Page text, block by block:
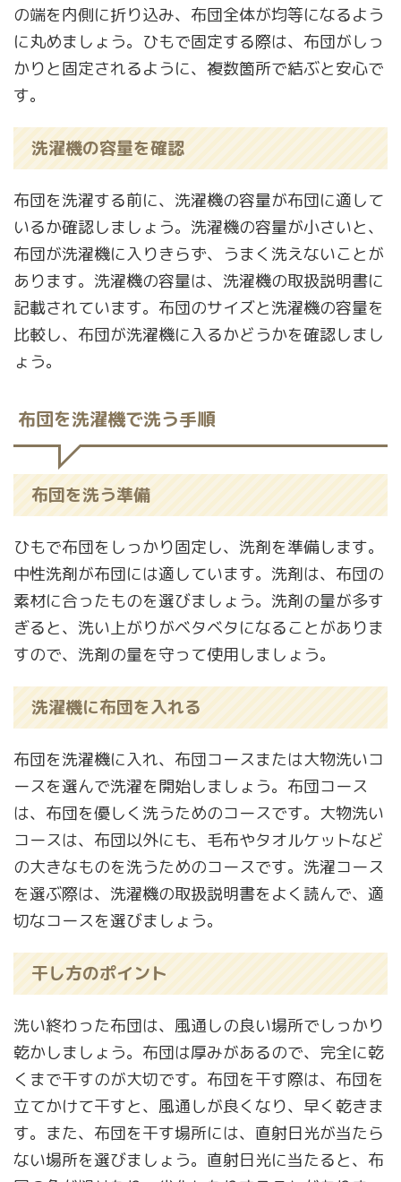
の端を内側に折り込み、布団全体が均等になるよう
に丸めましょう。ひもで固定する際は、布団がしっ
かりと固定されるように、複数箇所で結ぶと安心で
す。
洗濯機の容量を確認
布団を洗濯する前に、洗濯機の容量が布団に適して
いるか確認しましょう。洗濯機の容量が小さいと、
布団が洗濯機に入りきらず、うまく洗えないことが
あります。洗濯機の容量は、洗濯機の取扱説明書に
記載されています。布団のサイズと洗濯機の容量を
比較し、布団が洗濯機に入るかどうかを確認しまし
ょう。
布団を洗濯機で洗う手順
布団を洗う準備
ひもで布団をしっかり固定し、洗剤を準備します。
中性洗剤が布団には適しています。洗剤は、布団の
素材に合ったものを選びましょう。洗剤の量が多す
ぎると、洗い上がりがベタベタになることがありま
すので、洗剤の量を守って使用しましょう。
洗濯機に布団を入れる
布団を洗濯機に入れ、布団コースまたは大物洗いコ
ースを選んで洗濯を開始しましょう。布団コース
は、布団を優しく洗うためのコースです。大物洗い
コースは、布団以外にも、毛布やタオルケットなど
の大きなものを洗うためのコースです。洗濯コース
を選ぶ際は、洗濯機の取扱説明書をよく読んで、適
切なコースを選びましょう。
干し方のポイント
洗い終わった布団は、風通しの良い場所でしっかり
乾かしましょう。布団は厚みがあるので、完全に乾
くまで干すのが大切です。布団を干す際は、布団を
立てかけて干すと、風通しが良くなり、早く乾きま
す。また、布団を干す場所には、直射日光が当たら
ない場所を選びましょう。直射日光に当たると、布